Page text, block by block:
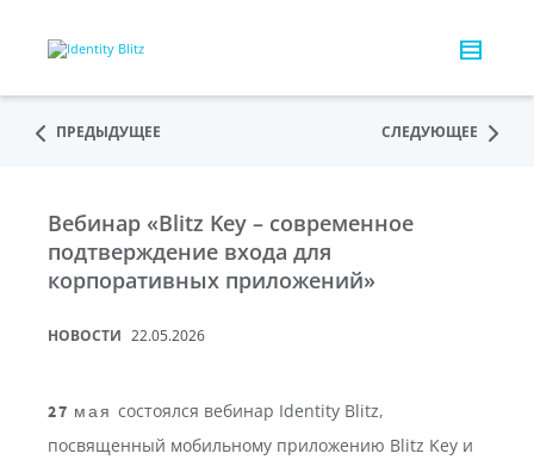
ПРЕДЫДУЩЕЕ СЛЕДУЮЩЕЕ
Вебинар «Blitz Key – современное
подтверждение входа для
корпоративных приложений»
НОВОСТИ 22.05.2026
27 мая состоялся вебинар Identity Blitz,
посвященный мобильному приложению Blitz Key и